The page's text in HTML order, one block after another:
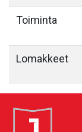
Toiminta
Lomakkeet